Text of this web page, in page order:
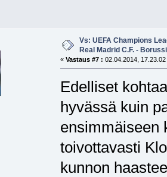
Vs: UEFA Champions
Real Madrid C.F. -
« Vastaus #7 : 02.04.2014, 17.23.02
Edelliset
hyvässä kuin
ensimmäiseen
toivottavasti
kunnon